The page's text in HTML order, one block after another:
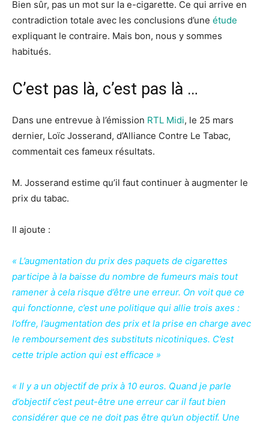
Bien sûr, pas un mot sur la e-cigarette. Ce qui arrive en
contradiction totale avec les conclusions d’une étude
expliquant le contraire. Mais bon, nous y sommes
habitués.
C’est pas là, c’est pas là …
Dans une entrevue à l’émission RTL Midi, le 25 mars
dernier, Loïc Josserand, d’Alliance Contre Le Tabac,
commentait ces fameux résultats.
M. Josserand estime qu’il faut continuer à augmenter le
prix du tabac.
Il ajoute :
« L’augmentation du prix des paquets de cigarettes
participe à la baisse du nombre de fumeurs mais tout
ramener à cela risque d’être une erreur. On voit que ce
qui fonctionne, c’est une politique qui allie trois axes :
l’offre, l’augmentation des prix et la prise en charge avec
le remboursement des substituts nicotiniques. C’est
cette triple action qui est efficace »
« Il y a un objectif de prix à 10 euros. Quand je parle
d’objectif c’est peut-être une erreur car il faut bien
considérer que ce ne doit pas être qu’un objectif. Une